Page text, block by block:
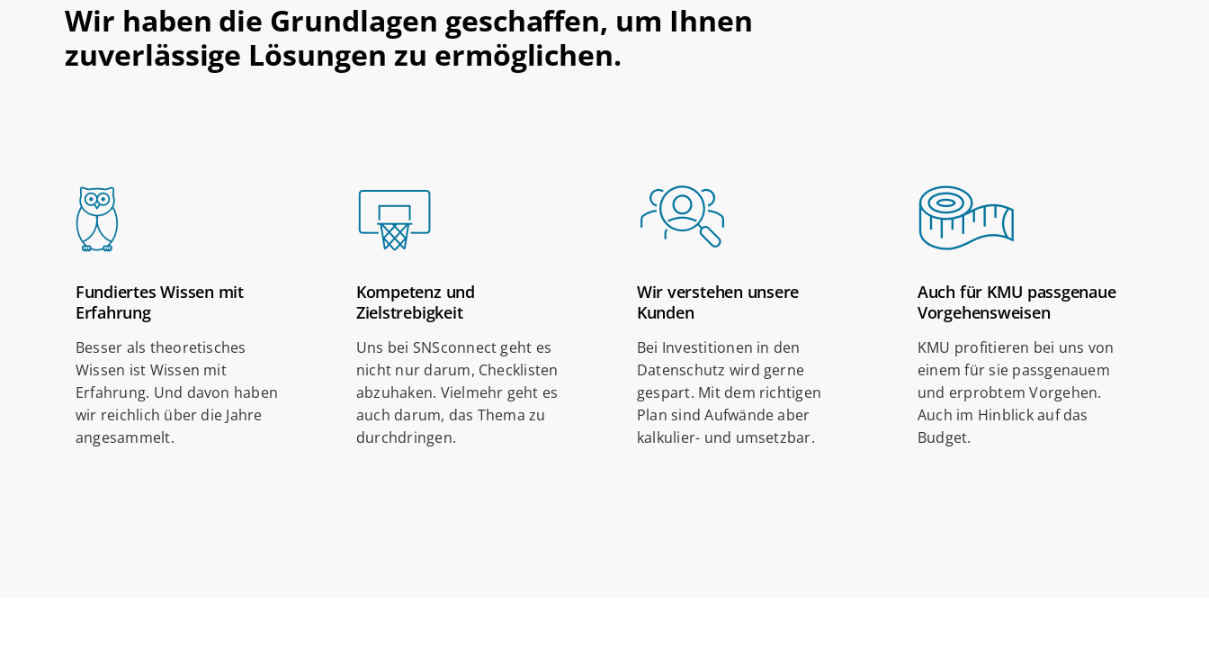
Wir haben die Grundlagen geschaffen, um Ihnen
zuverlässige Lösungen zu ermöglichen.
Fundiertes Wissen mit
Erfahrung
Besser als theoretisches
Wissen ist Wissen mit
Erfahrung. Und davon haben
wir reichlich über die Jahre
angesammelt.
Kompetenz und
Zielstrebigkeit
Uns bei SNSconnect geht es
nicht nur darum, Checklisten
abzuhaken. Vielmehr geht es
auch darum, das Thema zu
durchdringen.
Wir verstehen unsere
Kunden
Bei Investitionen in den
Datenschutz wird gerne
gespart. Mit dem richtigen
Plan sind Aufwände aber
kalkulier- und umsetzbar.
Auch für KMU passgenaue
Vorgehensweisen
KMU profitieren bei uns von
einem für sie passgenauem
und erprobtem Vorgehen.
Auch im Hinblick auf das
Budget.